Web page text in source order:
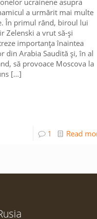
ucrainene asupra
a urmărit mai multe
În primul rând, biroul lui
Zelenski a vrut să-și
importanța înaintea
din Arabia Saudită și, în al
să provoace Moscova la
[…]
1 Read